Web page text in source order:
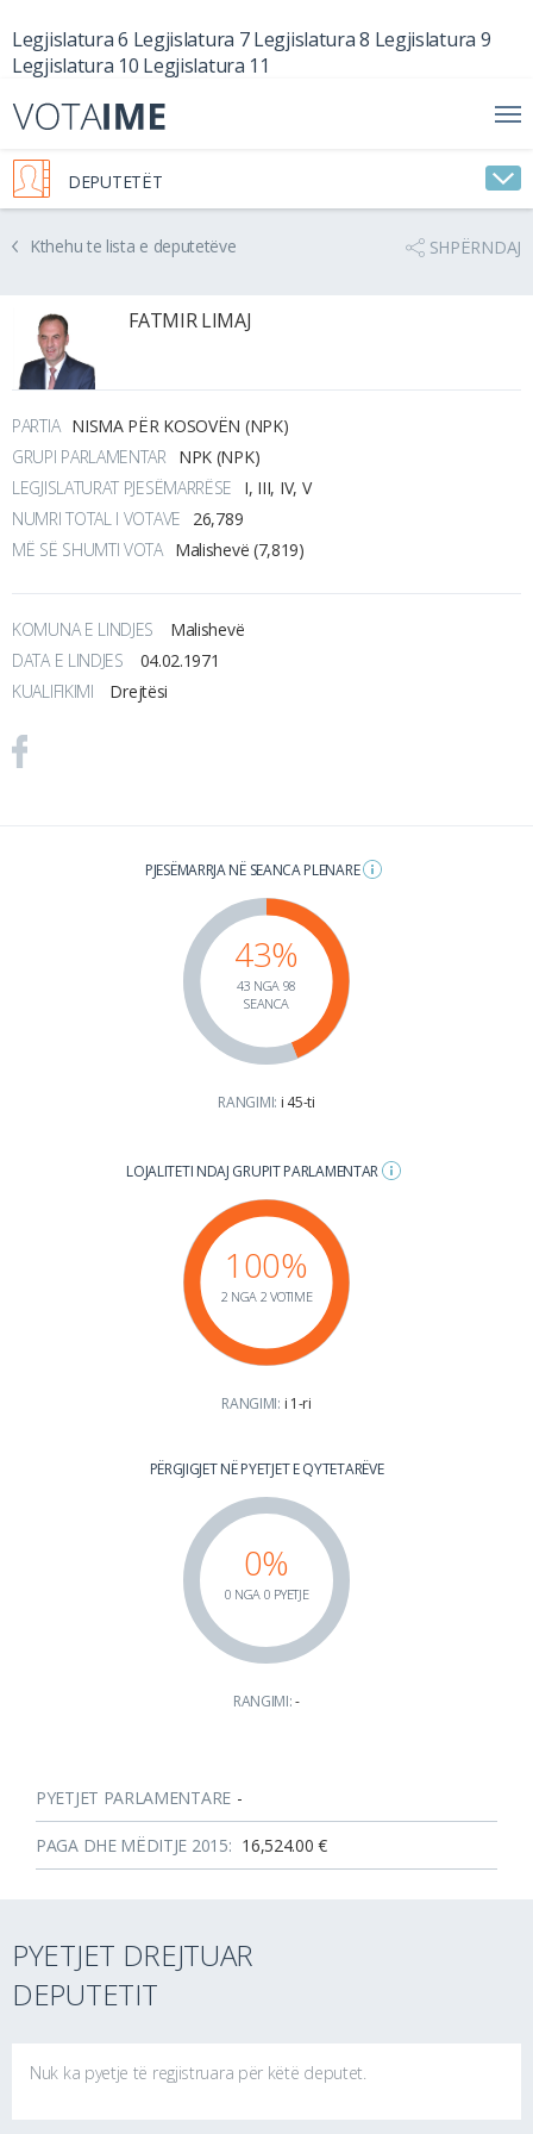
Legjislatura 6 Legjislatura 7 Legjislatura 8 Legjislatura 9
Legjislatura 10 Legjislatura 11
DEPUTETËT
Kthehu te lista e deputetëve SHPËRNDAJ
FATMIR LIMAJ
PARTIA NISMA PËR KOSOVËN (NPK)
GRUPI PARLAMENTAR
NPK (NPK)
LEGJISLATURAT PJESËMARRËSE
I, III, IV, V
NUMRI TOTAL I VOTAVE
26,789
MË SË SHUMTI VOTA Malishevë (7,819)
KOMUNA E LINDJES
Malishevë
DATA E LINDJES
04.02.1971
KUALIFIKIMI
Drejtësi
PJESËMARRJA NË SEANCA PLENARE
43%
43 NGA 98
SEANCA
RANGIMI: i 45-ti
LOJALITETI NDAJ GRUPIT PARLAMENTAR
100%
2 NGA 2 VOTIME
RANGIMI: i 1-ri
PËRGJIGJET NË PYETJET E QYTETARËVE
0%
0 NGA 0 PYETJE
RANGIMI:-
PYETJET PARLAMENTARE -
PAGA DHE MËDITJE 2015: 16,524.00 €
PYETJET DREJTUAR
DEPUTETIT
Nuk ka pyetje të regjistruara për këtë deputet.